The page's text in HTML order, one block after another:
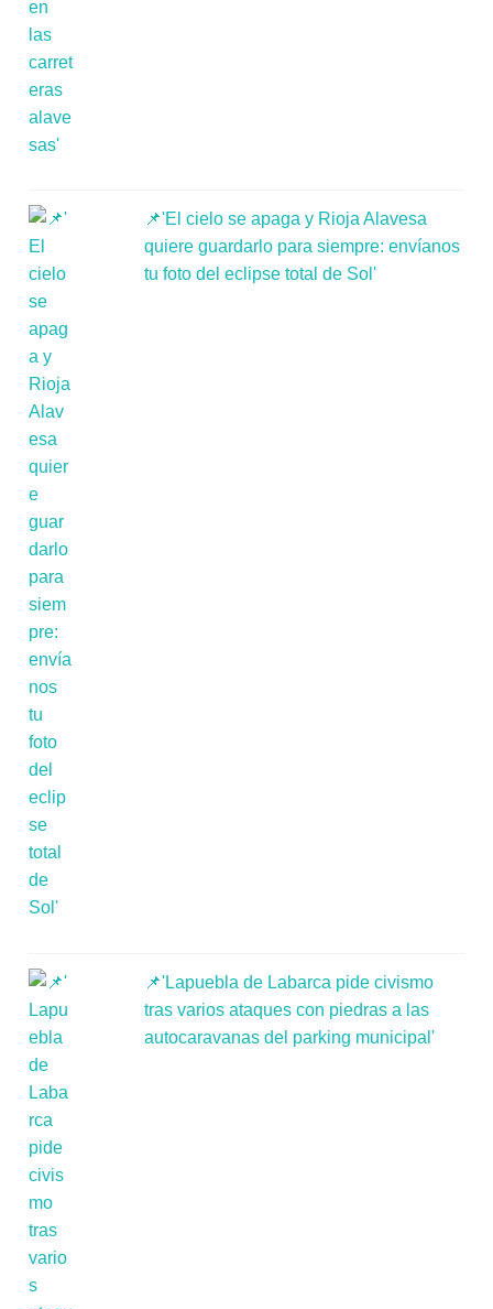
📌'El cielo se apaga y Rioja Alavesa
quiere guardarlo para siempre: envíanos
tu foto del eclipse total de Sol'
📌'Lapuebla de Labarca pide civismo
tras varios ataques con piedras a las
autocaravanas del parking municipal'